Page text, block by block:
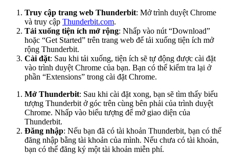
Truy cập trang web Thunderbit: Mở trình duyệt Chrome
và truy cập Thunderbit.com.
Tải xuống tiện ích mở rộng: Nhấp vào nút “Download”
hoặc “Get Started” trên trang web để tải xuống tiện ích mở
rộng Thunderbit.
Cài đặt: Sau khi tải xuống, tiện ích sẽ tự động được cài đặt
vào trình duyệt Chrome của bạn. Bạn có thể kiểm tra lại ở
phần “Extensions” trong cài đặt Chrome.
Mở Thunderbit: Sau khi cài đặt xong, bạn sẽ tìm thấy biểu
tượng Thunderbit ở góc trên cùng bên phải của trình duyệt
Chrome. Nhấp vào biểu tượng để mở giao diện của
Thunderbit.
Đăng nhập: Nếu bạn đã có tài khoản Thunderbit, bạn có thể
đăng nhập bằng tài khoản của mình. Nếu chưa có tài khoản,
bạn có thể đăng ký một tài khoản miễn phí.